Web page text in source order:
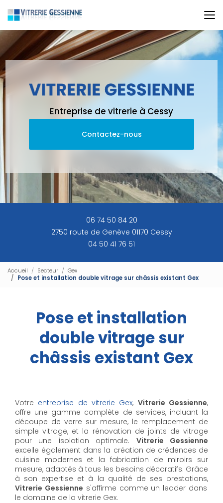
au
contenu
principal
Entreprise de vitrerie à Cessy
Contactez-nous
06 74 50 84 20
2750 route de Genève 01170 Cessy
04 50 41 76 51
Accueil Secteur
Gex
Pose et installation double vitrage sur châssis existant Gex
Pose et installation
double vitrage sur
châssis existant Gex
Votre entreprise de vitrerie Gex, Vitrerie Gessienne,
offre une gamme complète de services, incluant la
découpe de verre sur mesure, le remplacement de
simple vitrage, et la rénovation de joints de vitrage
pour une isolation optimale. Vitrerie Gessienne
excelle également dans la création de crédences de
cuisine modernes et la fabrication de miroirs sur
mesure, adaptés à tous les besoins décoratifs. Grâce
à son expertise et à la qualité de ses prestations,
Vitrerie Gessienne s'affirme comme un leader dans
le domaine de la vitrerie Gex.